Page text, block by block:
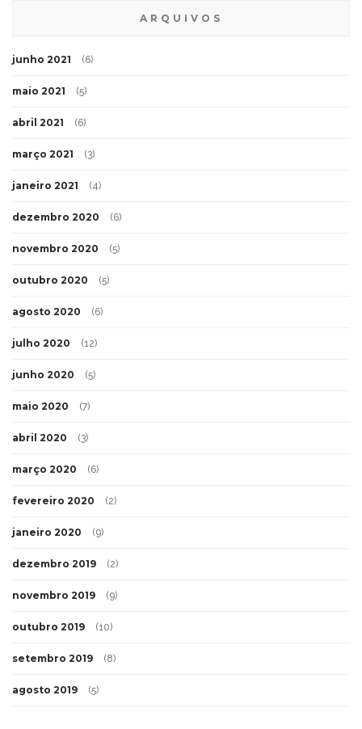
ARQUIVOS
junho 2021 (6)
maio 2021 (5)
abril 2021 (6)
março 2021 (3)
janeiro 2021 (4)
dezembro 2020 (6)
novembro 2020 (5)
outubro 2020 (5)
agosto 2020 (6)
julho 2020 (12)
junho 2020 (5)
maio 2020 (7)
abril 2020 (3)
março 2020 (6)
fevereiro 2020 (2)
janeiro 2020 (9)
dezembro 2019 (2)
novembro 2019 (9)
outubro 2019 (10)
setembro 2019 (8)
agosto 2019 (5)